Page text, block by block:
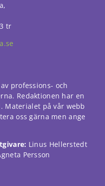
tr
professions- och
Redaktionen har en
Materialet på vår webb
oss gärna men ange
Linus Hellerstedt
Persson